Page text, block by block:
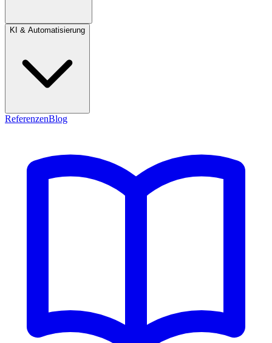
KI & Automatisierung
ReferenzenBlog